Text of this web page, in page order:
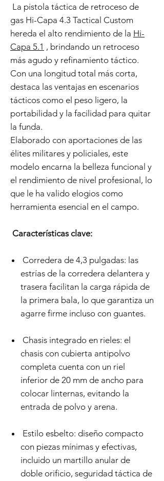
La pistola táctica de retroceso de
gas Hi-Capa 4.3 Tactical Custom
hereda el alto rendimiento de la Hi-
Capa 5.1 , brindando un retroceso
más agudo y refinamiento táctico.
Con una longitud total más corta,
destaca las ventajas en escenarios
tácticos como el peso ligero, la
portabilidad y la facilidad para quitar
la funda.
Elaborado con aportaciones de las
élites militares y policiales, este
modelo encarna la belleza funcional y
el rendimiento de nivel profesional, lo
que le ha valido elogios como
herramienta esencial en el campo.
Características clave:
Corredera de 4,3 pulgadas: las
estrías de la corredera delantera y
trasera facilitan la carga rápida de
la primera bala, lo que garantiza un
agarre firme incluso con guantes.
Chasis integrado en rieles: el
chasis con cubierta antipolvo
completa cuenta con un riel
inferior de 20 mm de ancho para
colocar linternas, evitando la
entrada de polvo y arena.
Estilo esbelto: diseño compacto
con piezas mínimas y efectivas,
incluido un martillo anular de
doble orificio, seguridad táctica de